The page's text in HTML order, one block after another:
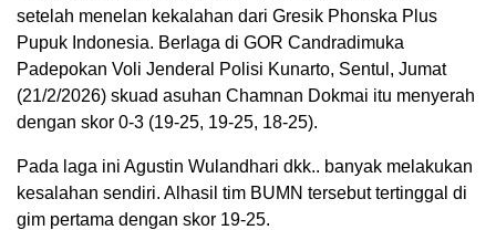
setelah menelan kekalahan dari Gresik Phonska Plus
Pupuk Indonesia. Berlaga di GOR Candradimuka
Padepokan Voli Jenderal Polisi Kunarto, Sentul, Jumat
(21/2/2026) skuad asuhan Chamnan Dokmai itu menyerah
dengan skor 0-3 (19-25, 19-25, 18-25).
Pada laga ini Agustin Wulandhari dkk.. banyak melakukan
kesalahan sendiri. Alhasil tim BUMN tersebut tertinggal di
gim pertama dengan skor 19-25.